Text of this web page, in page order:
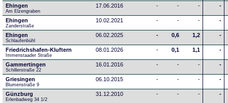
Ehingen
Am Elzengraben
17.06.2016 - - - -
Ehingen
Zanderstraße
10.02.2021 - - - -
Ehingen
Schlaufenbühl
06.02.2025 - 0,6 1,2 -
Friedrichshafen-Kluftern
Immenstaader Straße
08.01.2026 - 0,1 1,1 -
Gammertingen
Schillerstraße 22
16.01.2016 - - - -
Griesingen
Blumenstraße 9
06.10.2015 - - - -
Günzburg
Erlenbadweg 34 1/2
31.12.2010 - - - -